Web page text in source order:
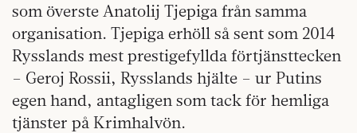
som överste Anatolij Tjepiga från samma
organisation. Tjepiga erhöll så sent som 2014
Rysslands mest prestigefyllda förtjänsttecken
– Geroj Rossii, Rysslands hjälte – ur Putins
egen hand, antagligen som tack för hemliga
tjänster på Krimhalvön.